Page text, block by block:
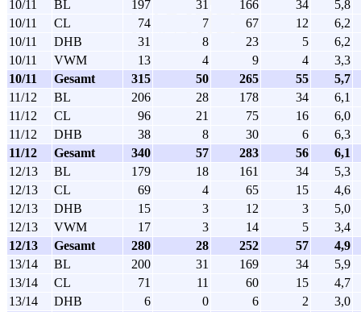
10/11 BL 197 31 166 34
5,8
10/11
CL 74 7 67 12
6,2
10/11
DHB 31 8 23 5
6,2
10/11
VWM 13 4 9 4
3,3
10/11
Gesamt 315 50 265 55
5,7
11/12
BL 206 28 178 34
6,1
11/12
CL 96 21 75 16
6,0
11/12
DHB 38 8 30 6
6,3
11/12
Gesamt 340 57 283 56
6,1
12/13
BL 179 18 161 34
5,3
12/13
CL 69 4 65 15
4,6
12/13
DHB 15 3 12 3
5,0
12/13
VWM 17 3 14 5
3,4
12/13
Gesamt 280 28 252 57
4,9
13/14
BL 200 31 169 34
5,9
13/14
CL 71 11 60 15
4,7
13/14
DHB 6 0 6 2
3,0